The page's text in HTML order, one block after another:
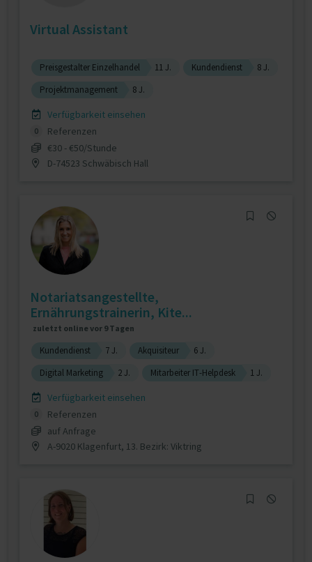
Virtual Assistant
Preisgestalter Einzelhandel 11 J. Kundendienst
8 J.
Projektmanagement
8 J.
Verfügbarkeit einsehen
0
Referenzen
€30 - €50/Stunde
D-74523 Schwäbisch Hall
Notariatsangestellte,
Ernährungstrainerin, Kite...
zuletzt online vor 9 Tagen
Kundendienst 7 J. Akquisiteur
6 J.
Digital Marketing
2 J. Mitarbeiter IT-Helpdesk 1 J.
Verfügbarkeit einsehen
0
Referenzen
auf Anfrage
A-9020 Klagenfurt, 13. Bezirk: Viktring